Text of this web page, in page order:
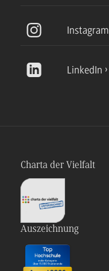
Instagram
LinkedIn
Charta der Vielfalt
Auszeichnung